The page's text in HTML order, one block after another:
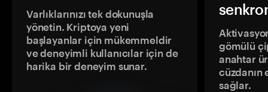
Varlıklarınızı tek dokunuşla
yönetin. Kriptoya yeni
başlayanlar için mükemmeldir
ve deneyimli kullanıcılar için de
harika bir deneyim sunar.
gömülü
anahtar
sağlar.